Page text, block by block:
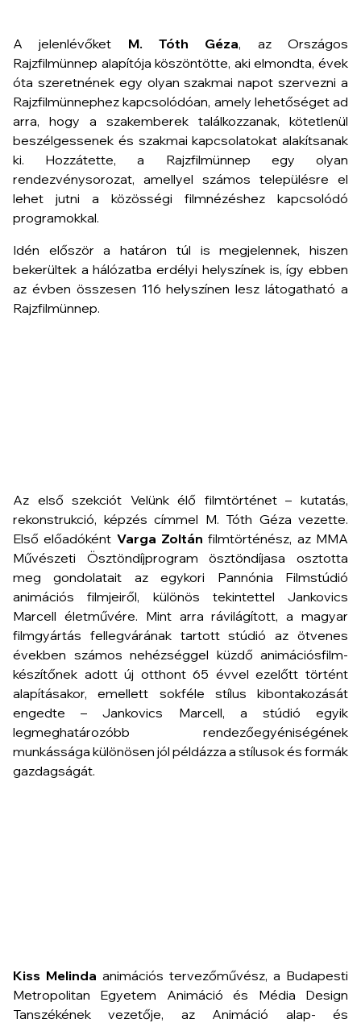
A jelenlévőket M. Tóth Géza, az Országos
Rajzfilmünnep alapítója köszöntötte, aki elmondta, évek
óta szeretnének egy olyan szakmai napot szervezni a
Rajzfilmünnephez kapcsolódóan, amely lehetőséget ad
arra, hogy a szakemberek találkozzanak, kötetlenül
beszélgessenek és szakmai kapcsolatokat alakítsanak
ki. Hozzátette, a Rajzfilmünnep egy olyan
rendezvénysorozat, amellyel számos településre el
lehet jutni a közösségi filmnézéshez kapcsolódó
programokkal.
Idén először a határon túl is megjelennek, hiszen
bekerültek a hálózatba erdélyi helyszínek is, így ebben
az évben összesen 116 helyszínen lesz látogatható a
Rajzfilmünnep.
Az első szekciót Velünk élő filmtörténet – kutatás,
rekonstrukció, képzés címmel M. Tóth Géza vezette.
Első előadóként Varga Zoltán filmtörténész, az MMA
Művészeti Ösztöndíjprogram ösztöndíjasa osztotta
meg gondolatait az egykori Pannónia Filmstúdió
animációs filmjeiről, különös tekintettel Jankovics
Marcell életművére. Mint arra rávilágított, a magyar
filmgyártás fellegvárának tartott stúdió az ötvenes
években számos nehézséggel küzdő animációsfilm-
készítőnek adott új otthont 65 évvel ezelőtt történt
alapításakor, emellett sokféle stílus kibontakozását
engedte – Jankovics Marcell, a stúdió egyik
legmeghatározóbb rendezőegyéniségének
munkássága különösen jól példázza a stílusok és formák
gazdagságát.
Kiss Melinda animációs tervezőművész, a Budapesti
Metropolitan Egyetem Animáció és Média Design
Tanszékének vezetője, az Animáció alap- és